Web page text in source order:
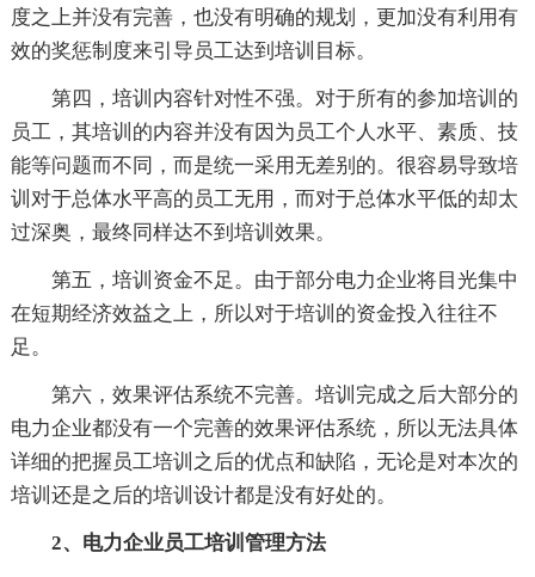
度之上并没有完善，也没有明确的规划，更加没有利用有
效的奖惩制度来引导员工达到培训目标。
第四，培训内容针对性不强。对于所有的参加培训的
员工，其培训的内容并没有因为员工个人水平、素质、技
能等问题而不同，而是统一采用无差别的。很容易导致培
训对于总体水平高的员工无用，而对于总体水平低的却太
过深奥，最终同样达不到培训效果。
第五，培训资金不足。由于部分电力企业将目光集中
在短期经济效益之上，所以对于培训的资金投入往往不
足。
第六，效果评估系统不完善。培训完成之后大部分的
电力企业都没有一个完善的效果评估系统，所以无法具体
详细的把握员工培训之后的优点和缺陷，无论是对本次的
培训还是之后的培训设计都是没有好处的。
2、电力企业员工培训管理方法